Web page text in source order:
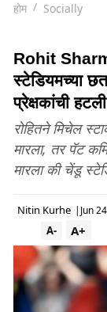
होम Socially
Rohit
स्टेडियमच्या
प्रेक्षकांची
रोहितने मिचेल
मारला, तर पॅट
मारला की चेंडू
Nitin Kurhe | Jun
A+
A-